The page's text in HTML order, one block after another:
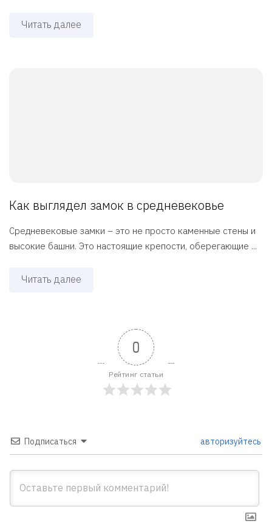
Читать далее
Как выглядел замок в средневековье
Средневековые замки – это не просто каменные стены и
высокие башни. Это настоящие крепости, оберегающие ...
Читать далее
0
Рейтинг статьи
Подписаться авторизуйтесь